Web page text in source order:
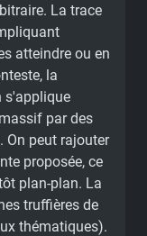
La trace
atteindre ou en
la
s'applique
par des
On peut rajouter
proposée, ce
plan-plan. La
truffières de
thématiques).